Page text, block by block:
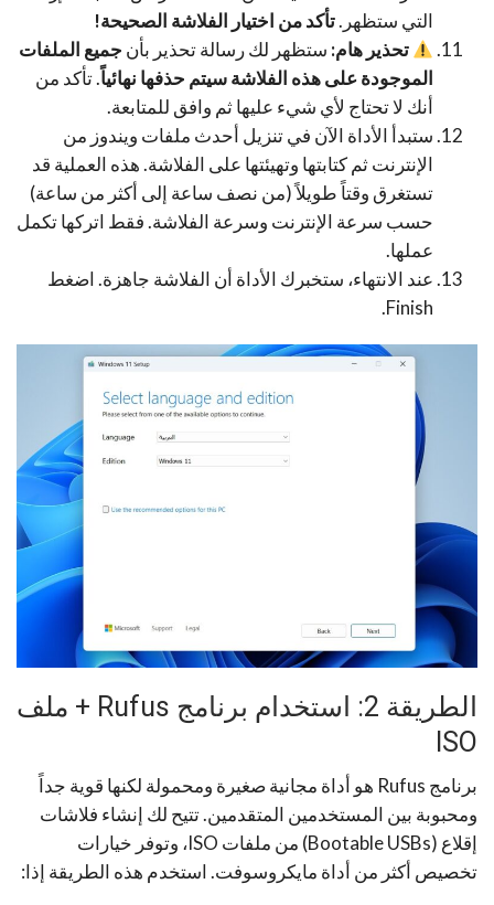
التي ستظهر.تأكد من اختيار الفلاشة الصحيحة!
تحذير هام: ستظهر لك رسالة تحذير بأن جميع الملفات
الموجودة على هذه الفلاشة سيتم حذفها نهائياً. تأكد من
أنك لا تحتاج لأي شيء عليها ثم وافق للمتابعة.
ستبدأ الأداة الآن في تنزيل أحدث ملفات ويندوز من
الإنترنت ثم كتابتها وتهيئتها على الفلاشة. هذه العملية قد
تستغرق وقتاً طويلاً (من نصف ساعة إلى أكثر من ساعة)
حسب سرعة الإنترنت وسرعة الفلاشة. فقط اتركها تكمل
عملها.
عند الانتهاء، ستخبرك الأداة أن الفلاشة جاهزة. اضغط
Finish.
الطريقة 2: استخدام برنامج Rufus + ملف
ISO
برنامج Rufus هو أداة مجانية صغيرة ومحمولة لكنها قوية جداً
ومحبوبة بين المستخدمين المتقدمين. تتيح لك إنشاء فلاشات
إقلاع (Bootable USBs) من ملفات ISO، وتوفر خيارات
تخصيص أكثر من أداة مايكروسوفت. استخدم هذه الطريقة إذا: